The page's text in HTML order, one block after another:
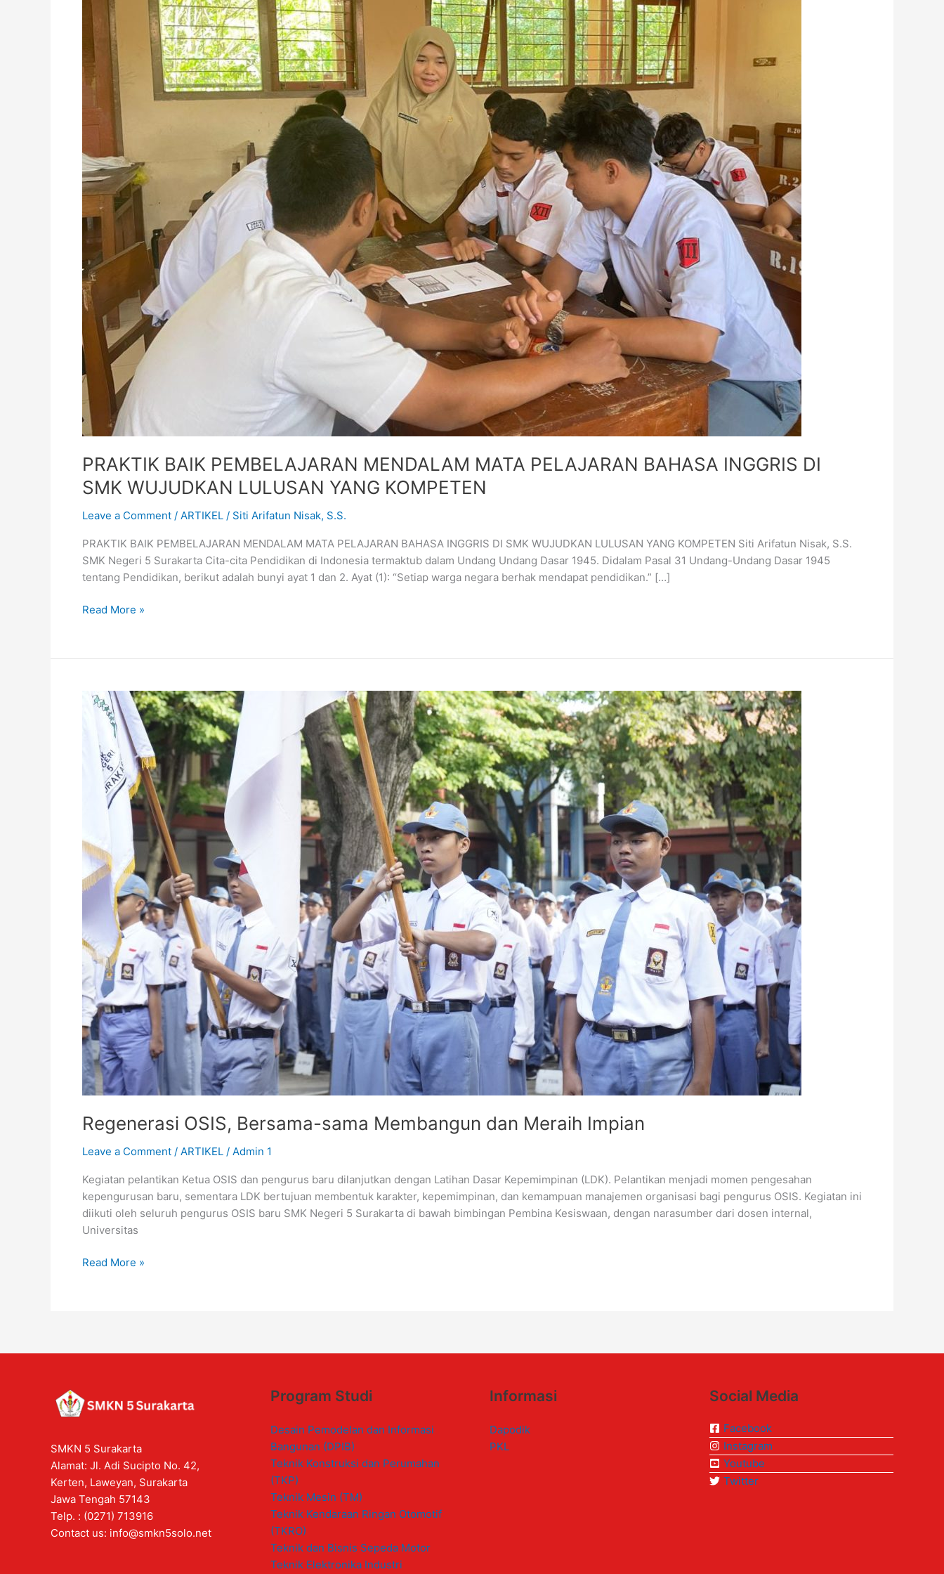
PRAKTIK BAIK PEMBELAJARAN MENDALAM MATA PELAJARAN BAHASA INGGRIS DI
SMK WUJUDKAN LULUSAN YANG KOMPETEN
Leave a Comment / ARTIKEL / Siti Arifatun Nisak, S.S.
PRAKTIK BAIK PEMBELAJARAN MENDALAM MATA PELAJARAN BAHASA INGGRIS DI SMK WUJUDKAN LULUSAN YANG KOMPETEN Siti Arifatun Nisak, S.S.
SMK Negeri 5 Surakarta Cita-cita Pendidikan di Indonesia termaktub dalam Undang Undang Dasar 1945. Didalam Pasal 31 Undang-Undang Dasar 1945
tentang Pendidikan, berikut adalah bunyi ayat 1 dan 2. Ayat (1): “Setiap warga negara berhak mendapat pendidikan.” […]
WUJUDKAN
LULUSAN
YANG
KOMPETEN
Read More »
Regenerasi OSIS, Bersama-sama Membangun dan Meraih Impian
Leave a Comment / ARTIKEL / Admin 1
Kegiatan pelantikan Ketua OSIS dan pengurus baru dilanjutkan dengan Latihan Dasar Kepemimpinan (LDK). Pelantikan menjadi momen pengesahan
kepengurusan baru, sementara LDK bertujuan membentuk karakter, kepemimpinan, dan kemampuan manajemen organisasi bagi pengurus OSIS. Kegiatan ini
diikuti oleh seluruh pengurus OSIS baru SMK Negeri 5 Surakarta di bawah bimbingan Pembina Kesiswaan, dengan narasumber dari dosen internal,
Universitas
Regenerasi
OSIS,
Bersama-
sama
Membangun
Meraih
Read More »
SMKN 5 Surakarta
Alamat: Jl. Adi Sucipto No. 42,
Kerten, Laweyan, Surakarta
Jawa Tengah 57143
Telp. : (0271) 713916
Contact us: info@smkn5solo.net
Program Studi
Desain Pemodelan dan Informasi
Bangunan (DPIB)
Teknik Konstruksi dan Perumahan
(TKP)
Teknik Mesin (TM)
Teknik Kendaraan Ringan Otomotif
(TKRO)
Teknik dan Bisnis Sepeda Motor
Teknik Elektronika Industri
Informasi
Dapodik
PKL
Social Media
Facebook
Instagram
Youtube
Twitter